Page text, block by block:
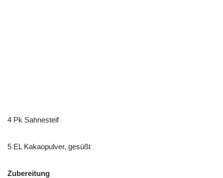
4 Pk Sahnesteif
5 EL Kakaopulver, gesüßt
Zubereitung